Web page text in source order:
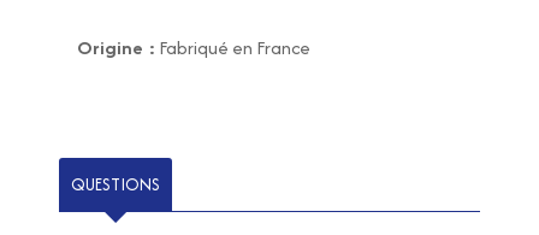
Origine : Fabriqué en France
QUESTIONS